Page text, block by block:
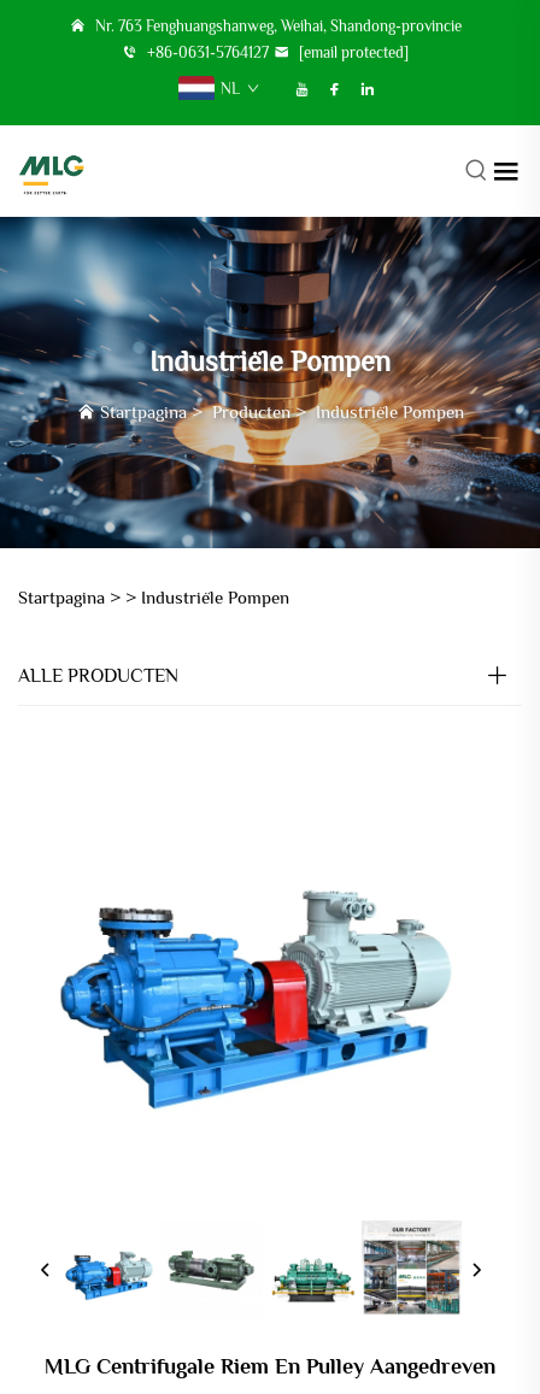
Nr. 763 Fenghuangshanweg, Weihai, Shandong-provincie
+86-0631-5764127
[email protected]
NL
Industriële Pompen
Startpagina>Producten>Industriële Pompen
Startpagina > > Industriële Pompen
ALLE PRODUCTEN
MLG Centrifugale Riem En Pulley Aangedreven